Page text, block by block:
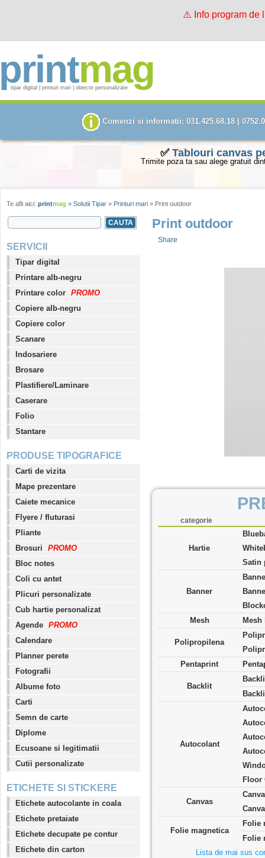
⚠️ Info program de
mag
tipar digital | printuri mari | obiecte personalizate
Comenzi si informatii: 031.425.68.18 |
✅ Tablouri canvas
Trimite poza ta sau alege gratuit
Te afli aici: printmag » Solutii Tipar » Printuri mari » Print outdoor
SEARCH FORM
SERVICII
Tipar digital
Printare alb-negru
Printare color PROMO
Copiere alb-negru
Copiere color
Scanare
Indosariere
Brosare
Plastifiere/Laminare
Caserare
Folio
Stantare
PRODUSE TIPOGRAFICE
Carti de vizita
Mape prezentare
Caiete mecanice
Flyere / fluturasi
Pliante
Brosuri
PROMO
Bloc notes
Coli cu antet
Plicuri personalizate
Cub hartie personalizat
Agende PROMO
Calendare
Planner perete
Fotografii
Albume foto
Carti
Semn de carte
Diplome
Ecusoane si legitimatii
Cutii personalizate
ETICHETE SI STICKERE
Etichete autocolante in coala
Etichete pretaiate
Etichete decupate pe contur
Etichete din carton
Print outdoor
Share
categorie
Hartie
Satin
Banner
Mesh
Mesh
Polipropilena
Pentaprint
Backlit
Autocolant
Floor
Canvas
Folie magnetica
Folie
Folie
Lista de mai sus